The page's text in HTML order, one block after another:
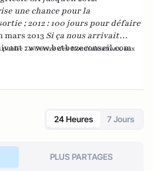
une chance pour la
; 2012 : 100 jours pour défaire
mars 2013 Si ça nous arrivait
publie La Guerre des Mondialisations, aux
"La France, ce malade imaginaire"
:www.betbezeconseil.com
24 Heures 7 Jours
PLUS PARTAGES